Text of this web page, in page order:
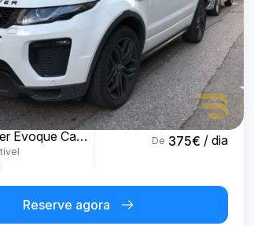
Range Rover Evoque Cabrio
De 375€ / dia
Reserve agora